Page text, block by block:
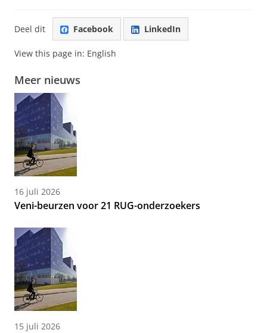
Deel dit Facebook LinkedIn
View this page in: English
Meer nieuws
16 juli 2026
Veni-beurzen voor 21 RUG-onderzoekers
15 juli 2026